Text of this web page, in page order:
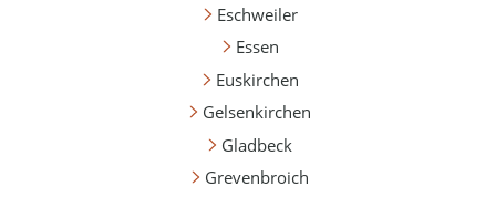
Eschweiler
Essen
Euskirchen
Gelsenkirchen
Gladbeck
Grevenbroich